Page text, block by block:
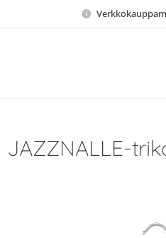
JAZZNALLE-